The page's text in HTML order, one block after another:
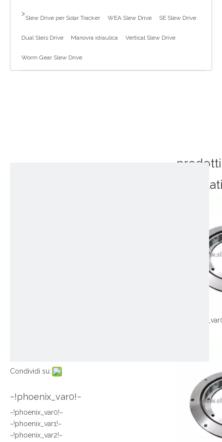
>
Slew Drive per Solar Tracker WEA Slew Drive SE Slew Drive
Dual Sleis Drive Manovra idraulica Vertical Slew Drive
Worm Gear Slew Drive
Condividi su:
~!phoenix_var0!~
~!phoenix_var0!~
~!phoenix_var1!~
~!phoenix_var2!~
prodotti
correlati